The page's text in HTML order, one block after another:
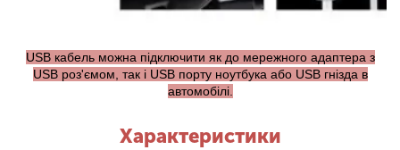
USB кабель можна підключити як до мережного адаптера з
USB роз'ємом, так і USB порту ноутбука або USB гнізда в
автомобілі.
Характеристики